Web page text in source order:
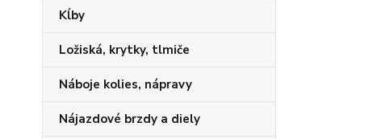
Kĺby
Ložiská, krytky, tlmiče
Náboje kolies, nápravy
Nájazdové brzdy a diely